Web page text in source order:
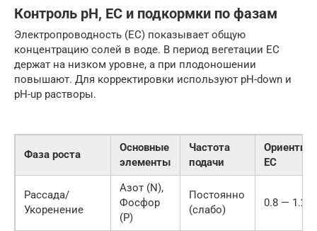
Контроль pH, EC и подкормки по фазам
Электропроводность (EC) показывает общую
концентрацию солей в воде. В период вегетации EC
держат на низком уровне, а при плодоношении
повышают. Для корректировки используют pH-down и
pH-up растворы.
Фаза роста
Основные
элементы
Частота
подачи
EC
Рассада/
Укоренение
Азот (N),
Фосфор
(P)
Постоянно
(слабо)
0.8 — 1.2